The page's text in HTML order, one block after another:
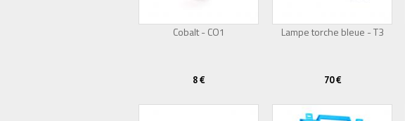
Cobalt - CO1
8 €
Lampe torche bleue - T3
70 €